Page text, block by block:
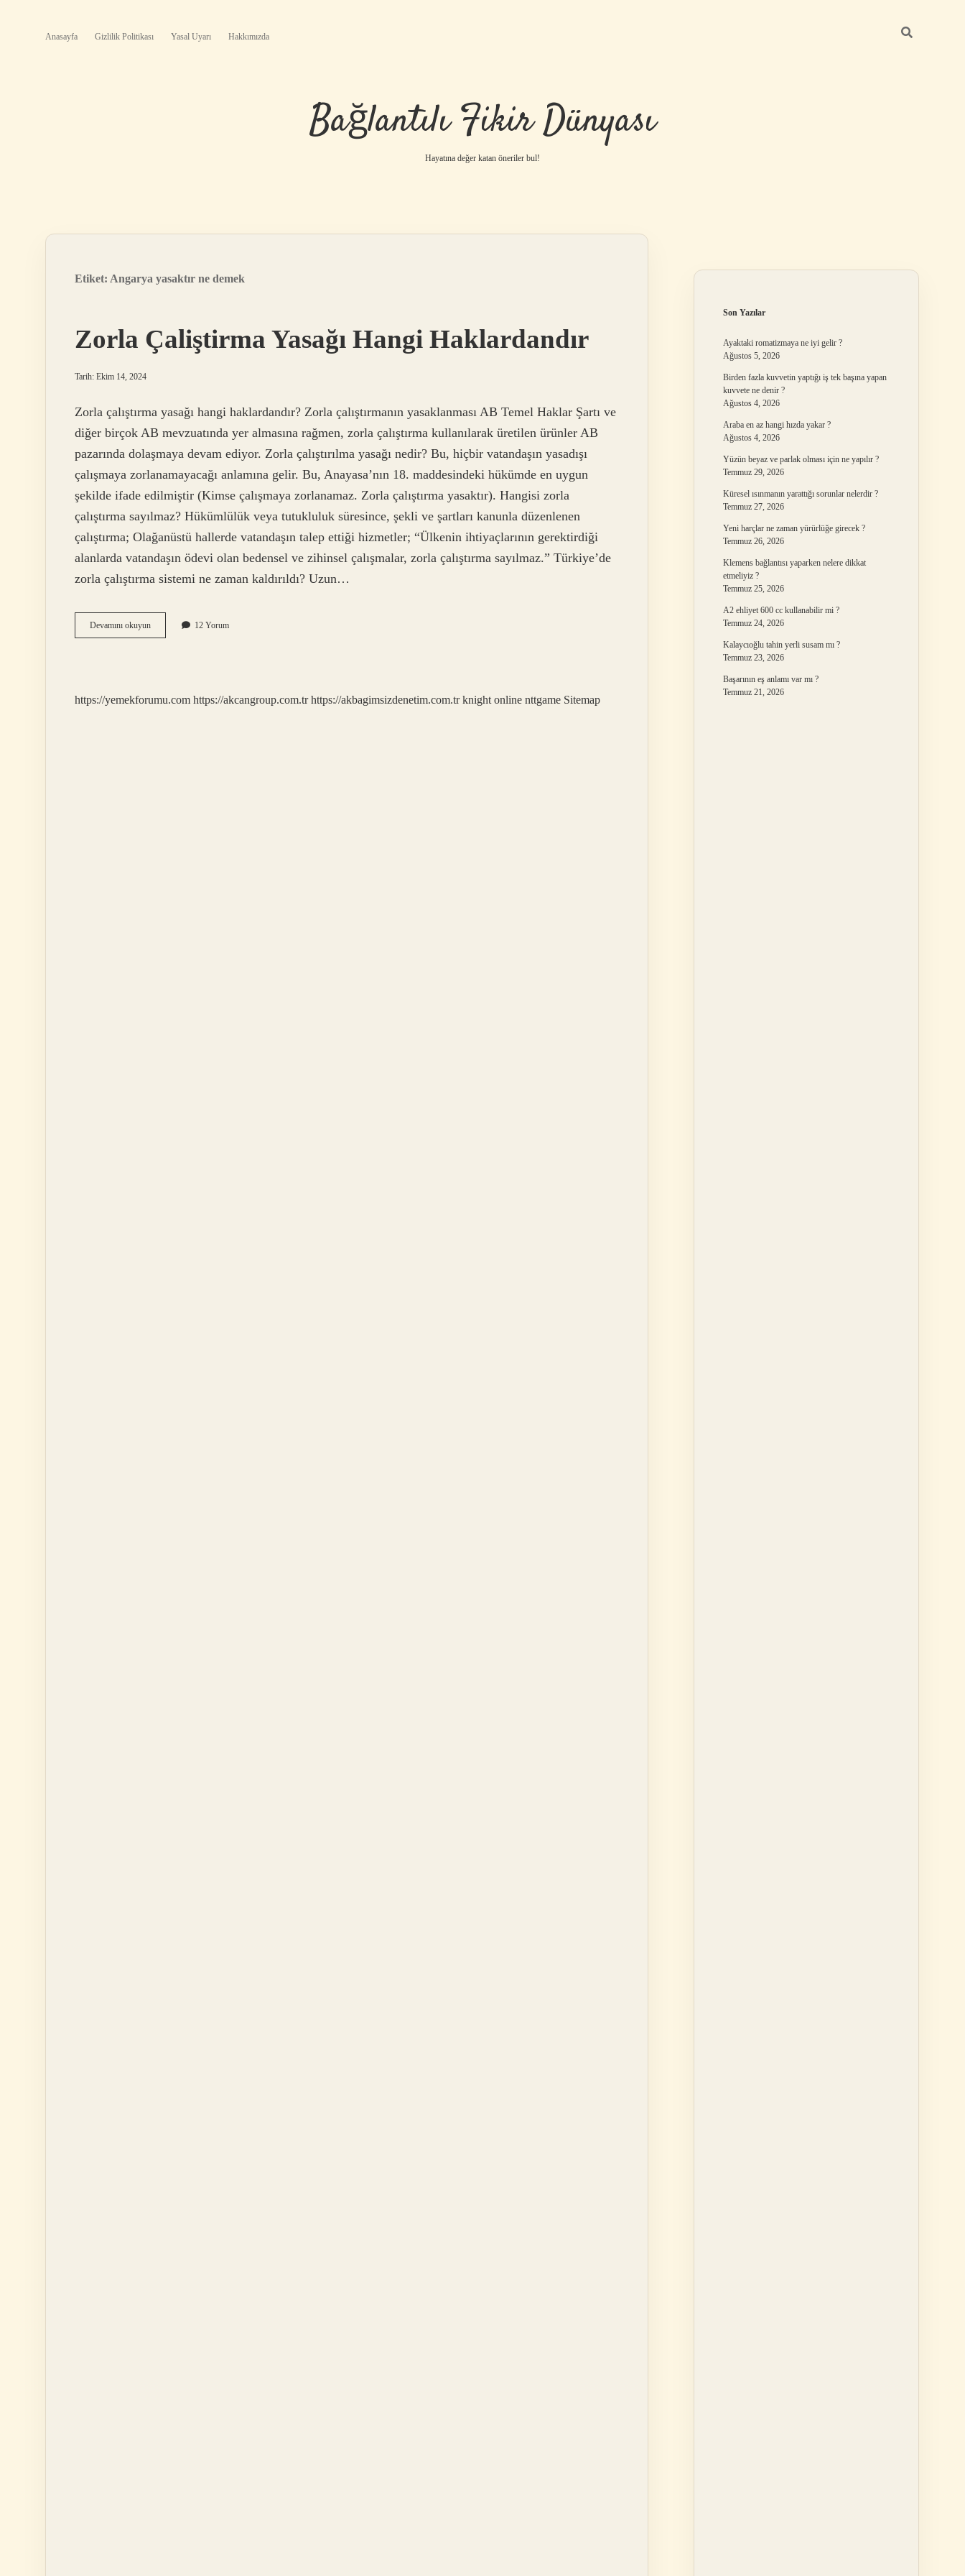
Anasayfa Gizlilik Politikası Yasal Uyarı Hakkımızda
Bağlantılı Fikir Dünyası
Hayatına değer katan öneriler bul!
Etiket: Angarya yasaktır ne demek
Zorla Çaliştirma Yasağı Hangi Haklardandır
Tarih: Ekim 14, 2024
Zorla çalıştırma yasağı hangi haklardandır? Zorla çalıştırmanın yasaklanması AB Temel Haklar Şartı ve
diğer birçok AB mevzuatında yer almasına rağmen, zorla çalıştırma kullanılarak üretilen ürünler AB
pazarında dolaşmaya devam ediyor. Zorla çalıştırılma yasağı nedir? Bu, hiçbir vatandaşın yasadışı
çalışmaya zorlanamayacağı anlamına gelir. Bu, Anayasa’nın 18. maddesindeki hükümde en uygun
şekilde ifade edilmiştir (Kimse çalışmaya zorlanamaz. Zorla çalıştırma yasaktır). Hangisi zorla
çalıştırma sayılmaz? Hükümlülük veya tutukluluk süresince, şekli ve şartları kanunla düzenlenen
çalıştırma; Olağanüstü hallerde vatandaşın talep ettiği hizmetler; “Ülkenin ihtiyaçlarının gerektirdiği
alanlarda vatandaşın ödevi olan bedensel ve zihinsel çalışmalar, zorla çalıştırma sayılmaz.” Türkiye’de
zorla çalıştırma sistemi ne zaman kaldırıldı? Uzun…
Devamını okuyunZorla
Çaliştirma
12 Yorum
https://yemekforumu.com https://akcangroup.com.tr https://akbagimsizdenetim.com.tr knight online nttgame Sitemap
Son Yazılar
Ayaktaki romatizmaya ne iyi gelir ?
Ağustos 5, 2026
Birden fazla kuvvetin yaptığı iş tek başına yapan
kuvvete ne denir ?
Ağustos 4, 2026
Araba en az hangi hızda yakar ?
Ağustos 4, 2026
Yüzün beyaz ve parlak olması için ne yapılır ?
Temmuz 29, 2026
Küresel ısınmanın yarattığı sorunlar nelerdir ?
Temmuz 27, 2026
Yeni harçlar ne zaman yürürlüğe girecek ?
Temmuz 26, 2026
Klemens bağlantısı yaparken nelere dikkat
etmeliyiz ?
Temmuz 25, 2026
A2 ehliyet 600 cc kullanabilir mi ?
Temmuz 24, 2026
Kalaycıoğlu tahin yerli susam mı ?
Temmuz 23, 2026
Başarının eş anlamı var mı ?
Temmuz 21, 2026